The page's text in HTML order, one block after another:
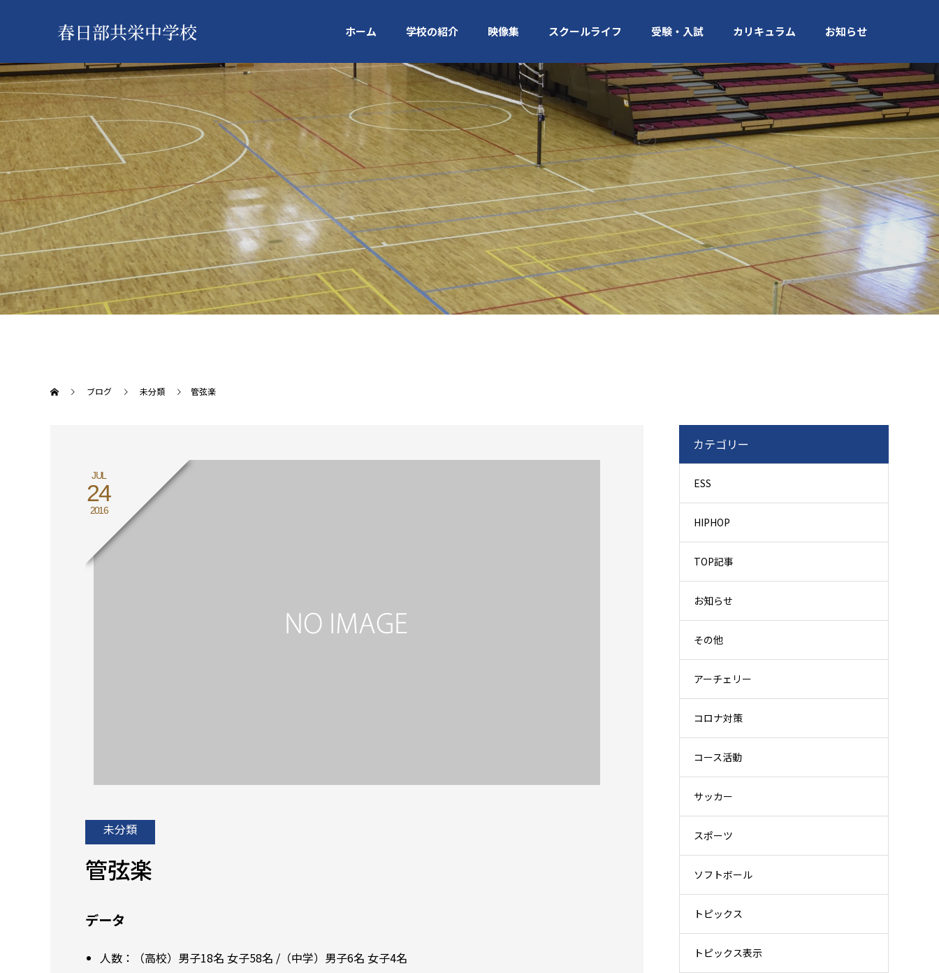
春日部共栄中学校 ホーム 学校の紹介 映像集 スクールライフ 受験・入試 カリキュラム お知らせ
ブログ 未分類 管弦楽
JUL
24
2016
未分類
管弦楽
データ
人数：（高校）男子18名 女子58名 /（中学）男子6名 女子4名
カテゴリー
ESS
HIPHOP
TOP記事
お知らせ
その他
アーチェリー
コロナ対策
コース活動
サッカー
スポーツ
ソフトボール
トピックス
トピックス表示